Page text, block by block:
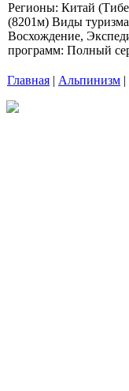
Регионы: Китай
(8201м) Виды
Восхождение,
программ: Полный
Главная | Альпинизм |